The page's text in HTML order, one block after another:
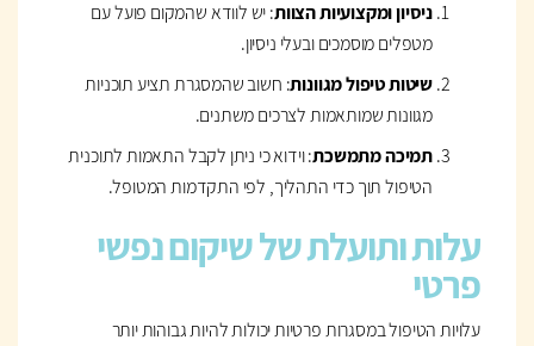
ניסיון ומקצועיות הצוות: יש לוודא שהמקום פועל עם
מטפלים מוסמכים ובעלי ניסיון.
שיטות טיפול מגוונות: חשוב שהמסגרת תציע תוכניות
מגוונות שמותאמות לצרכים משתנים.
תמיכה מתמשכת: וידוא כי ניתן לקבל התאמות לתוכנית
הטיפול תוך כדי התהליך, לפי התקדמות המטופל.
עלות ותועלת של שיקום נפשי
פרטי
עלויות הטיפול במסגרות פרטיות יכולות להיות גבוהות יותר